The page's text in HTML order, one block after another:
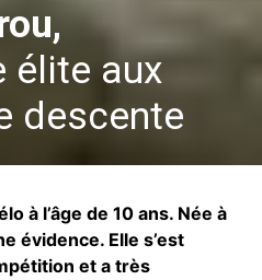
élite aux
descente
à l’âge de 10 ans. Née à
évidence. Elle s’est
et a très